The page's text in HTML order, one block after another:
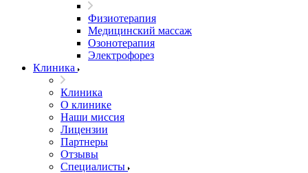
Физиотерапия
Медицинский массаж
Озонотерапия
Электрофорез
Клиника
Клиника
О клинике
Наши миссия
Лицензии
Партнеры
Отзывы
Специалисты